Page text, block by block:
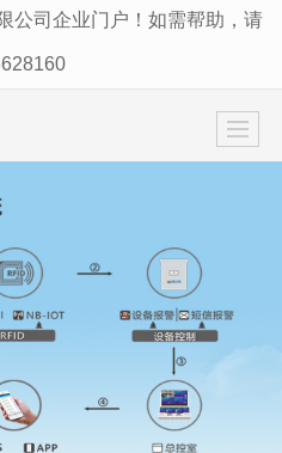
很遗憾，因您的浏览器版本过低导致无法获得最佳浏览体验，推荐下载安装谷歌浏览器！
公司企业门户！如需帮助，请